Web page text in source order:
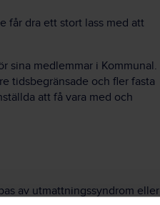
får dra ett stort lass med att
sina medlemmar i Kommunal.
tidsbegränsade och fler fasta
att få vara med och
av utmattningssyndrom eller